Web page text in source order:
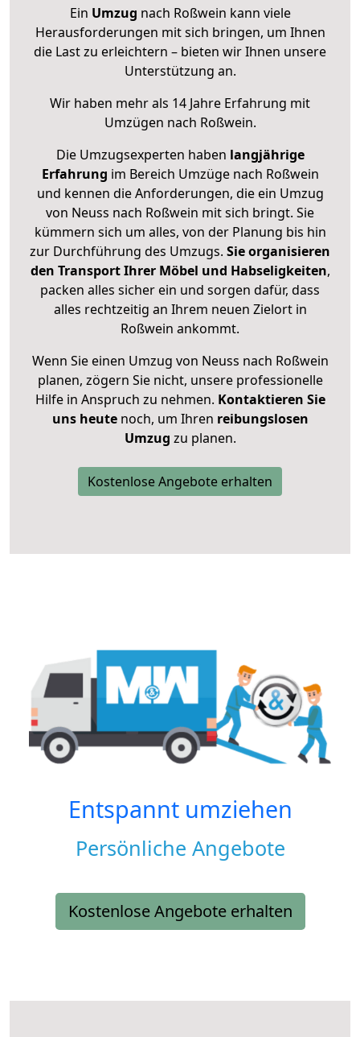
Ein Umzug nach Roßwein kann viele
Herausforderungen mit sich bringen, um Ihnen
die Last zu erleichtern – bieten wir Ihnen unsere
Unterstützung an.
Wir haben mehr als 14 Jahre Erfahrung mit
Umzügen nach Roßwein.
Die Umzugsexperten haben langjährige
Erfahrung im Bereich Umzüge nach Roßwein
und kennen die Anforderungen, die ein Umzug
von Neuss nach Roßwein mit sich bringt. Sie
kümmern sich um alles, von der Planung bis hin
zur Durchführung des Umzugs. Sie organisieren
den Transport Ihrer Möbel und Habseligkeiten,
packen alles sicher ein und sorgen dafür, dass
alles rechtzeitig an Ihrem neuen Zielort in
Roßwein ankommt.
Wenn Sie einen Umzug von Neuss nach Roßwein
planen, zögern Sie nicht, unsere professionelle
Hilfe in Anspruch zu nehmen. Kontaktieren Sie
uns heutenoch, um Ihren reibungslosen
Umzug zu planen.
Kostenlose Angebote erhalten
Entspannt umziehen
Persönliche Angebote
Kostenlose Angebote erhalten